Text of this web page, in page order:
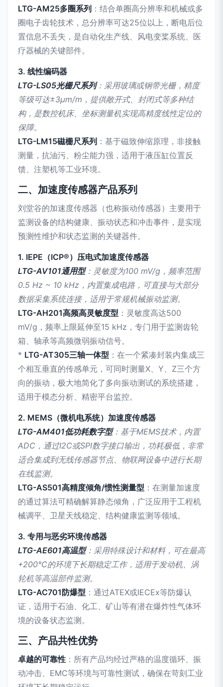
LTG-AM25多圈系列 ：结合单圈高分辨率和机械或多
圈电子齿轮技术，总分辨率可达25位以上，断电后位
置信息不丢失，是自动化生产线、风电变桨系统、医
疗器械的关键部件。
3. 线性编码器
LTG-LS05光栅尺系列：采用玻璃或钢带光栅，精度
等级可达±3μm/m，提供敞开式、封闭式等多种结
构，是数控机床、坐标测量机实现高精度线性定位的
保障。
LTG-LM15磁栅尺系列 ：基于磁致伸缩原理，非接触
测量，抗油污、粉尘能力强，适用于液压缸位置反
馈、注塑机等工业环境。
二、加速度传感器产品系列
刘堂谷的加速度传感器（也称振动传感器）主要用于
监测设备的结构健康、振动状态和冲击事件，是实现
预测性维护和状态监测的关键器件。
1. IEPE（ICP®）压电式加速度传感器
LTG-AV101通用型：灵敏度为100 mV/g，频率范围
0.5 Hz ~ 10 kHz，内置集成电路，可直接与大部分
数据采集系统连接，适用于常规机械振动监测。
LTG-AH201高频高灵敏度型 ：灵敏度高达500
mV/g，频率上限延伸至15 kHz，专门用于监测齿轮
箱、轴承等高频微弱振动信号。
* LTG-AT305三轴一体型 ：在一个紧凑封装内集成三
个相互垂直的传感单元，可同时测量X、Y、Z三个方
向的振动，极大地简化了多向振动测试的系统搭建，
适用于模态分析、精密平台监控。
2. MEMS（微机电系统）加速度传感器
LTG-AM401低功耗数字型：基于MEMS技术，内置
ADC，通过I2C或SPI数字接口输出，功耗极低，非常
适合集成到无线传感器节点、物联网设备中进行长期
在线监测。
LTG-AS501高精度倾角/惯性测量型 ：在测量加速度
的通过算法可精确解算静态倾角，广泛应用于工程机
械调平、卫星天线稳定、结构健康监测等领域。
3. 专用与恶劣环境传感器
LTG-AE601高温型：采用特殊设计和材料，可在最高
+200°C的环境下长期稳定工作，适用于发动机、涡
轮机等高温部件监测。
LTG-AC701防爆型 ：通过ATEX或IECEx等防爆认
证，适用于石油、化工、矿山等有潜在爆炸性气体环
境的设备状态监测。
三、产品共性优势
卓越的可靠性 ：所有产品均经过严格的温度循环、振
动冲击、EMC等环境与可靠性测试，确保在苛刻工业